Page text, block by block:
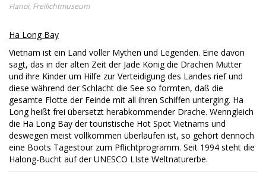
Hanoi, Freilichtmuseum
Ha Long Bay
Vietnam ist ein Land voller Mythen und Legenden. Eine davon
sagt, das in der alten Zeit der Jade König die Drachen Mutter
und ihre Kinder um Hilfe zur Verteidigung des Landes rief und
diese während der Schlacht die See so formten, daß die
gesamte Flotte der Feinde mit all ihren Schiffen unterging. Ha
Long heißt frei übersetzt herabkommender Drache. Wenngleich
die Ha Long Bay der touristische Hot Spot Vietnams und
deswegen meist vollkommen überlaufen ist, so gehört dennoch
eine Boots Tagestour zum Pflichtprogramm. Seit 1994 steht die
Halong-Bucht auf der UNESCO LIste Weltnaturerbe.